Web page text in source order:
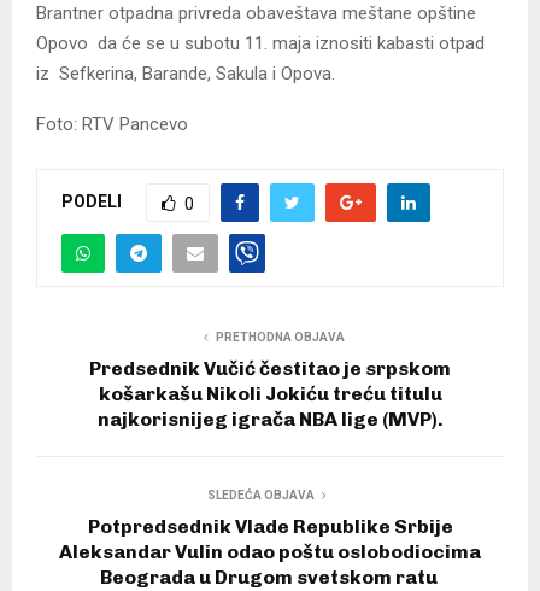
Brantner otpadna privreda obaveštava meštane opštine
Opovo da će se u subotu 11. maja iznositi kabasti otpad
iz Sefkerina, Barande, Sakula i Opova.
Foto: RTV Pancevo
PODELI 0
PRETHODNA OBJAVA
Predsednik Vučić čestitao je srpskom
košarkašu Nikoli Jokiću treću titulu
najkorisnijeg igrača NBA lige (MVP).
SLEDEĆA OBJAVA
Potpredsednik Vlade Republike Srbije
Aleksandar Vulin odao poštu oslobodiocima
Beograda u Drugom svetskom ratu